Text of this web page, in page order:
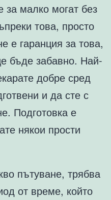
за малко могат без
това, просто
е гаранция за това,
бъде забавно. Най-
добре сред
и да сте с
Подготовка е
някои прости
пътуване, трябва
от време, който